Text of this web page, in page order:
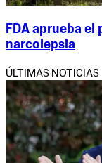
FDA aprueba
narcolepsia
ÚLTIMAS NOTICIAS